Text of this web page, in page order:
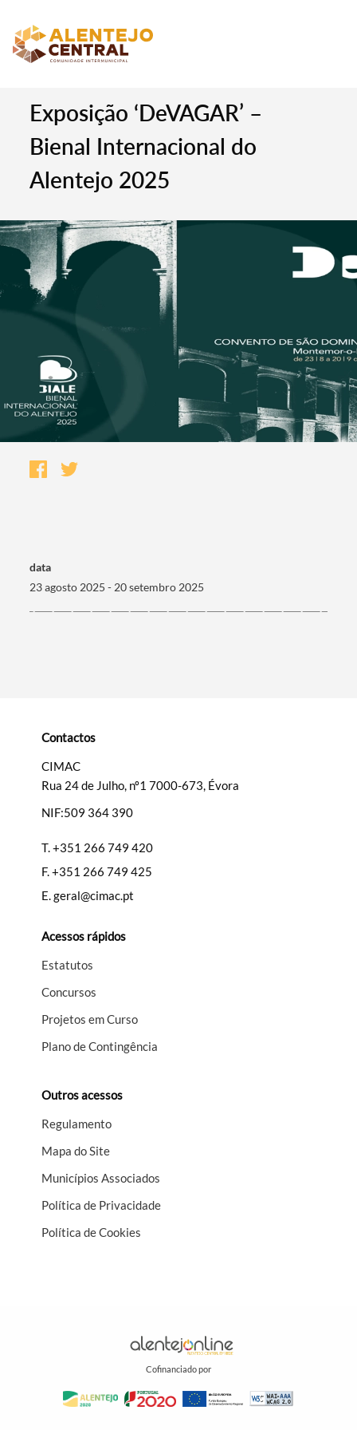
Termo de Pesquisa
Filtros
Exposição ‘DeVAGAR’ –
Bienal Internacional do
Alentejo 2025
data
23 agosto 2025 - 20 setembro 2025
Contactos
CIMAC
Rua 24 de Julho, nº1 7000-673, Évora
NIF:509 364 390
T.+351 266 749 420
F.+351 266 749 425
E.geral@cimac.pt
Acessos rápidos
Estatutos
Concursos
Projetos em Curso
Plano de Contingência
Outros acessos
Regulamento
Mapa do Site
Municípios Associados
Política de Privacidade
Política de Cookies
Cofinanciado por